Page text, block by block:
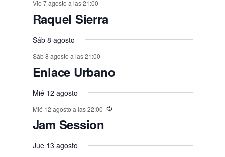
E
e
n
t
o
s
,
,
s
,
s
,
,
s
,
o
s
,
o
s
,
o
,
o
s
s
,
s
n
t
o
s
,
n
t
o
s
,
n
t
o
,
t
o
,
o
o
o
e
o
,
e
o
,
e
o
,
o
,
Vie 7 agosto a las 21:00
Raquel Sierra
Sáb 8 agosto
Sáb 8 agosto a las 21:00
Enlace Urbano
Mié 12 agosto
Mié 12 agosto a las 22:00
Jam Session
Jue 13 agosto